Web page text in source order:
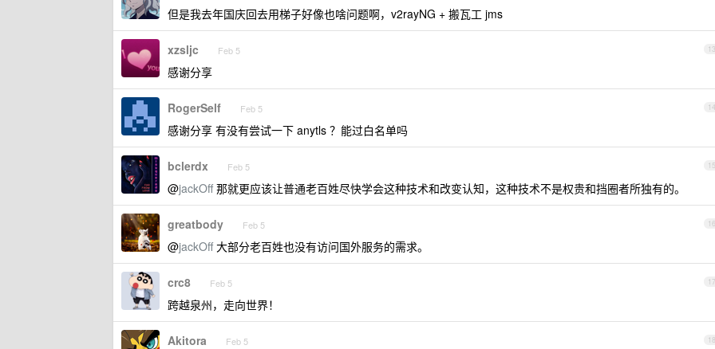
但是我去年国庆回去用梯子好像也啥问题啊，v2rayNG + 搬瓦工 jms
13
xzsljc Feb 5
感谢分享
14
RogerSelf Feb 5
感谢分享 有没有尝试一下 anytls ？能过白名单吗
15
bclerdx Feb 5
@jackOff那就更应该让普通老百姓尽快学会这种技术和改变认知，这种技术不是权贵和挡圈者所独有的。
16
greatbody Feb 5
@jackOff大部分老百姓也没有访问国外服务的需求。
17
crc8 Feb 5
跨越泉州，走向世界！
18
Akitora Feb 5